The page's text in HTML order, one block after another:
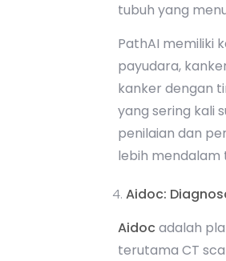
tubuh yang
PathAI memiliki
payudara,
kanker dengan
yang sering kali
penilaian dan
lebih mendalam
Aidoc:
Aidocadalah
terutama CT